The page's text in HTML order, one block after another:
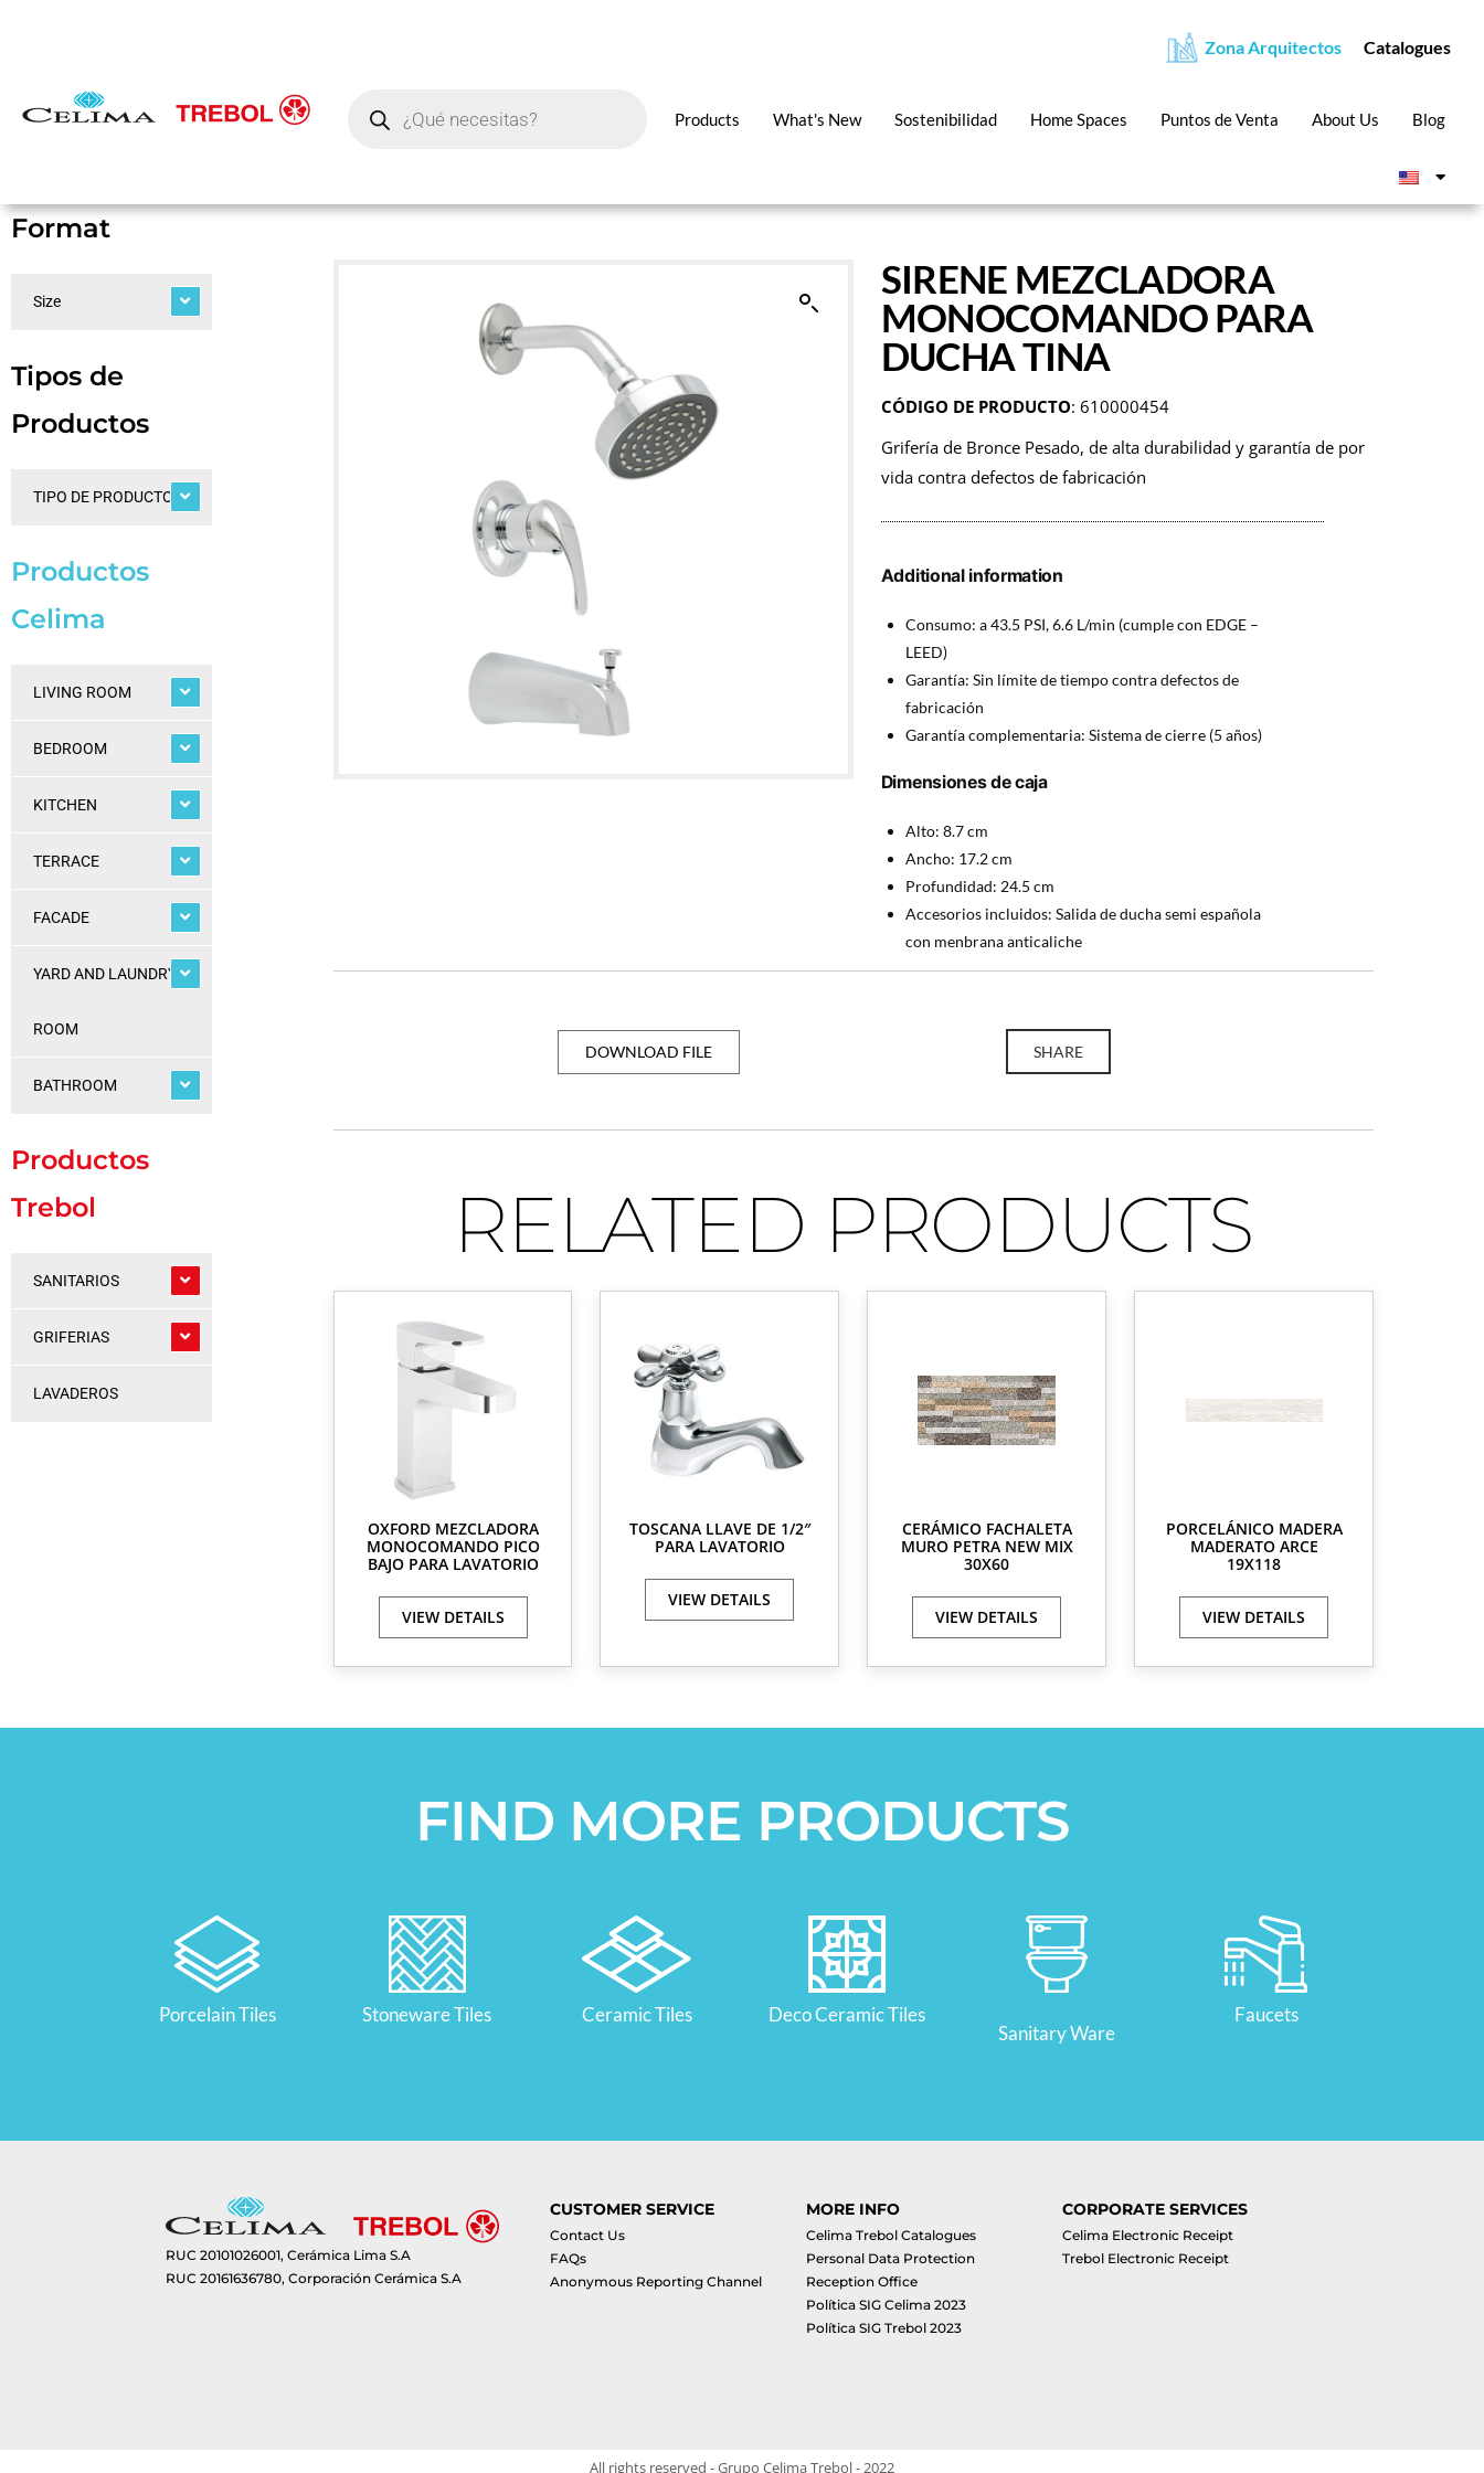
Zona Arquitectos Catalogues
Products What's New Sostenibilidad Home Spaces Puntos de Venta About Us Blog
Format
Size
Tipos de
Productos
TIPO DE PRODUCTOS
Productos
Celima
LIVING ROOM
BEDROOM
KITCHEN
TERRACE
FACADE
YARD AND LAUNDRY
ROOM
BATHROOM
Productos
Trebol
SANITARIOS
GRIFERIAS
LAVADEROS
SIRENE MEZCLADORA
MONOCOMANDO PARA
DUCHA TINA
CÓDIGO DE PRODUCTO: 610000454
Grifería de Bronce Pesado, de alta durabilidad y garantía de por
vida contra defectos de fabricación
Additional information
Consumo: a 43.5 PSI, 6.6 L/min (cumple con EDGE –
LEED)
Garantía: Sin límite de tiempo contra defectos de
fabricación
Garantía complementaria: Sistema de cierre (5 años)
Dimensiones de caja
Alto: 8.7 cm
Ancho: 17.2 cm
Profundidad: 24.5 cm
Accesorios incluidos: Salida de ducha semi española
con menbrana anticaliche
DOWNLOAD FILE SHARE
RELATED PRODUCTS
OXFORD MEZCLADORA
MONOCOMANDO PICO
BAJO PARA LAVATORIO
VIEW DETAILS
TOSCANA LLAVE DE 1/2″
PARA LAVATORIO
VIEW DETAILS
CERÁMICO FACHALETA
MURO PETRA NEW MIX
30X60
VIEW DETAILS
PORCELÁNICO MADERA
MADERATO ARCE
19X118
VIEW DETAILS
FIND MORE PRODUCTS
Porcelain Tiles Stoneware Tiles Ceramic Tiles
Deco Ceramic Tiles
Sanitary Ware
Faucets
RUC 20101026001, Cerámica Lima S.A
RUC 20161636780, Corporación Cerámica S.A
CUSTOMER SERVICE
Contact Us
FAQs
Anonymous Reporting Channel
MORE INFO
Celima Trebol Catalogues
Personal Data Protection
Reception Office
Política SIG Celima 2023
Política SIG Trebol 2023
CORPORATE SERVICES
Celima Electronic Receipt
Trebol Electronic Receipt
All rights reserved - Grupo Celima Trebol - 2022